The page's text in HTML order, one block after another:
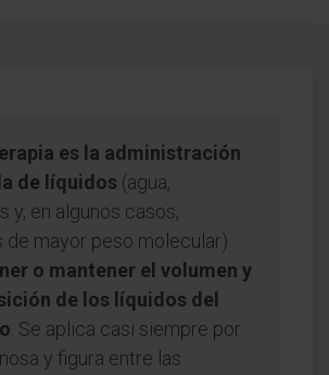
es la administración
de líquidos (agua,
y, en algunos casos,
de mayor peso molecular)
o mantener el volumen y
de los líquidos del
. Se aplica casi siempre por
y figura entre las